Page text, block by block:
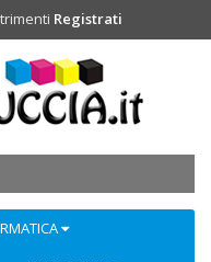
Registrati